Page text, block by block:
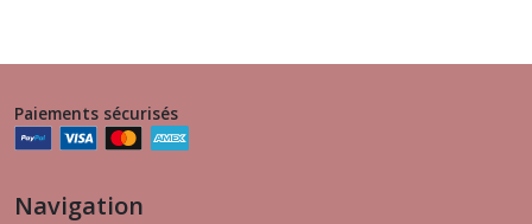
Paiements sécurisés
Navigation